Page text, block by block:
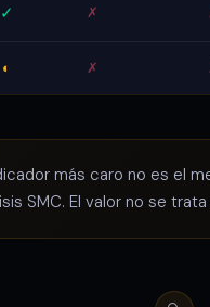
✓ ✗
◐ ✗
más caro no es el
SMC. El valor no se